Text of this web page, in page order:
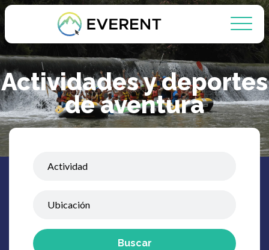
Actividades y deportes
de aventura
Buscar